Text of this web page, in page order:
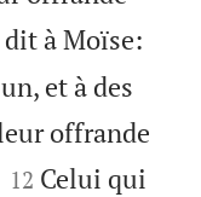
à Moïse:
et à des
offrande


12 Celui qui